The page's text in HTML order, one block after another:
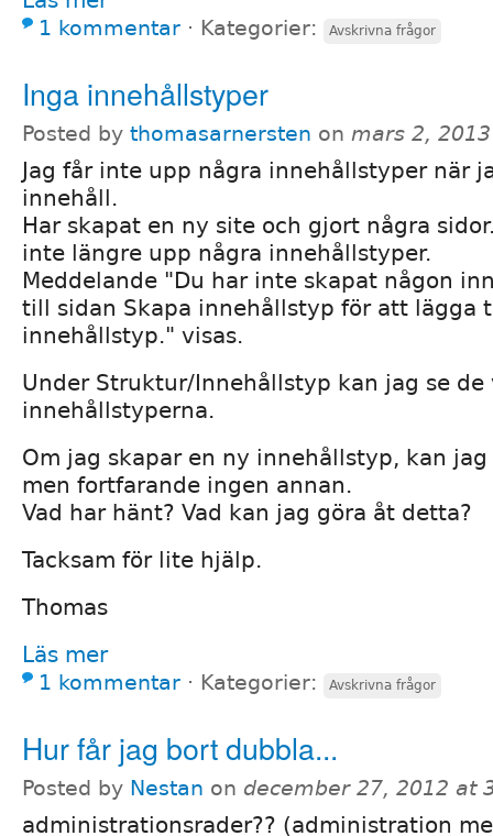
1 kommentar ⋅ Kategorier: Avskrivna frågor
Inga innehållstyper
Posted by thomasarnersten on mars 2,
Jag får inte upp några innehållstyper när
innehåll.
Har skapat en ny site och gjort några
inte längre upp några innehållstyper.
Meddelande "Du har inte skapat någon
till sidan Skapa innehållstyp för att lägga
innehållstyp." visas.
Under Struktur/Innehållstyp kan jag se de
innehållstyperna.
Om jag skapar en ny innehållstyp, kan
men fortfarande ingen annan.
Vad har hänt? Vad kan jag göra åt detta?
Tacksam för lite hjälp.
Thomas
Läs mer
1 kommentar ⋅ Kategorier: Avskrivna frågor
Hur får jag bort dubbla...
Posted by Nestan on december 27, 2012 at
administrationsrader?? (administration